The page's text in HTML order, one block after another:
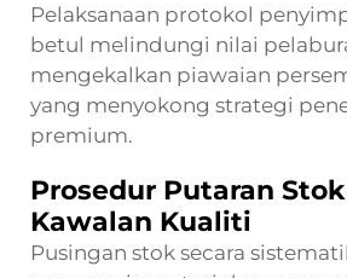
Pelaksanaan protokol
betul melindungi nilai
mengekalkan piawaian
yang menyokong strategi
premium.
Prosedur Putaran
Kawalan Kualiti
Pusingan stok secara